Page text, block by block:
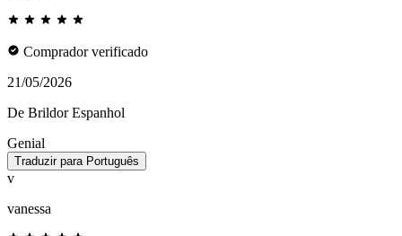
Comprador verificado
21/05/2026
De Brildor Espanhol
Genial
Traduzir para Português
v
vanessa